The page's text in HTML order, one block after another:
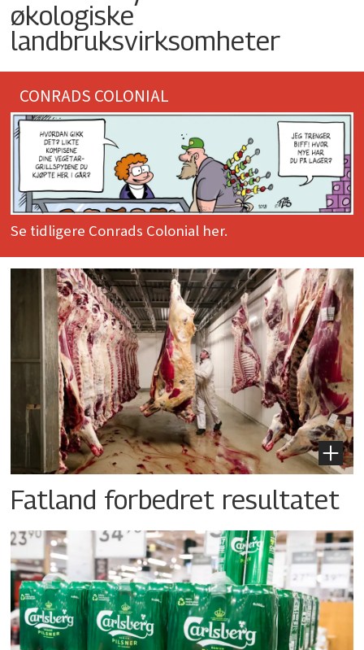
økologiske
landbruksvirksomheter
CONRADS COLONIAL
Se tidligere Conrads Colonial her.
Fatland forbedret resultatet